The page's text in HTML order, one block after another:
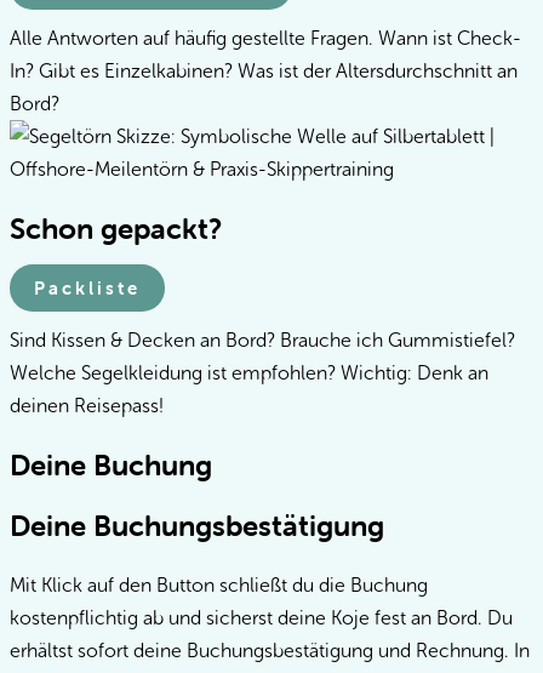
Alle Antworten auf häufig gestellte Fragen. Wann ist Check-
In? Gibt es Einzelkabinen? Was ist der Altersdurchschnitt an
Bord?
Schon gepackt?
Packliste
Sind Kissen & Decken an Bord? Brauche ich Gummistiefel?
Welche Segelkleidung ist empfohlen? Wichtig: Denk an
deinen Reisepass!
Deine Buchung
Deine Buchungsbestätigung
Mit Klick auf den Button schließt du die Buchung
kostenpflichtig ab und sicherst deine Koje fest an Bord. Du
erhältst sofort deine Buchungsbestätigung und Rechnung. In